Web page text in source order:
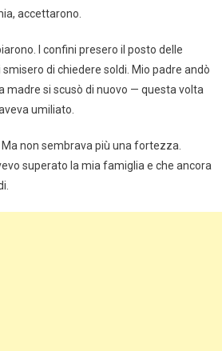
accettarono.
I confini presero il posto delle
di chiedere soldi. Mio padre andò
madre si scusò di nuovo — questa volta
umiliato.
non sembrava più una fortezza.
superato la mia famiglia e che ancora